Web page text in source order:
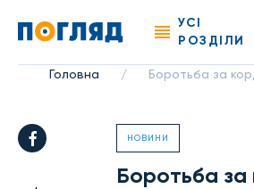
УСІ
РОЗДІЛИ
Головна / Боротьба за
НОВИНИ
Боротьба за